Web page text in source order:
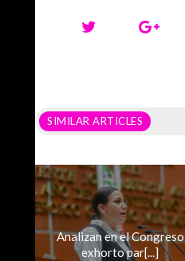
SIMILAR ARTICLES
Analizan en el Congreso
exhorto par[...]